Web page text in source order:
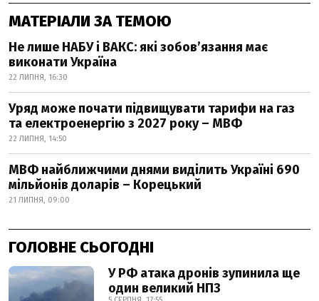
МАТЕРІАЛИ ЗА ТЕМОЮ
Не лише НАБУ і ВАКС: які зобов’язання має
виконати Україна
22 ЛИПНЯ, 16:30
Уряд може почати підвищувати тарифи на газ
та електроенергію з 2027 року – МВФ
22 ЛИПНЯ, 14:50
МВФ найближчими днями виділить Україні 690
мільйонів доларів – Корецький
21 ЛИПНЯ, 09:00
ГОЛОВНЕ СЬОГОДНІ
У РФ атака дронів зупинила ще
один великий НПЗ